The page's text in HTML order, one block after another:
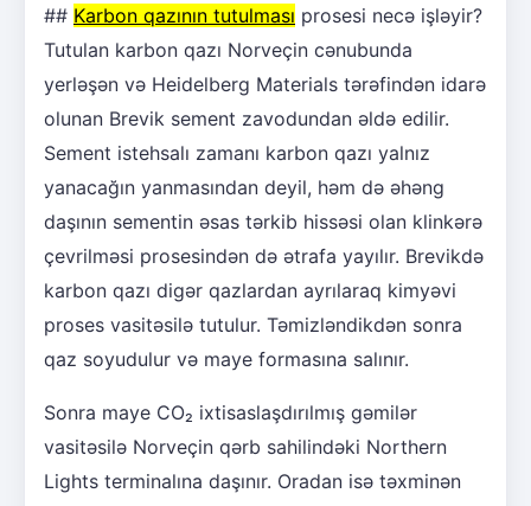
## Karbon qazının tutulması prosesi necə işləyir?
Tutulan karbon qazı Norveçin cənubunda
yerləşən və Heidelberg Materials tərəfindən idarə
olunan Brevik sement zavodundan əldə edilir.
Sement istehsalı zamanı karbon qazı yalnız
yanacağın yanmasından deyil, həm də əhəng
daşının sementin əsas tərkib hissəsi olan klinkərə
çevrilməsi prosesindən də ətrafa yayılır. Brevikdə
karbon qazı digər qazlardan ayrılaraq kimyəvi
proses vasitəsilə tutulur. Təmizləndikdən sonra
qaz soyudulur və maye formasına salınır.
Sonra maye CO₂ ixtisaslaşdırılmış gəmilər
vasitəsilə Norveçin qərb sahilindəki Northern
Lights terminalına daşınır. Oradan isə təxminən